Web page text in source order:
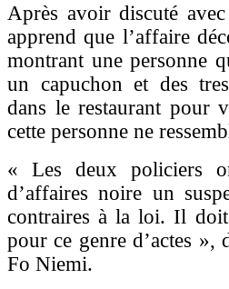
Après avoir discuté
apprend que l’affaire
montrant une personne
un capuchon et des
dans le restaurant pour
cette personne ne
« Les deux policiers
d’affaires noire un
contraires à la loi. Il doit
pour ce genre d’actes
Fo Niemi.